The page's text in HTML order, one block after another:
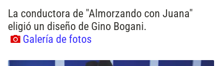
La conductora de "Almorzando con Juana"
eligió un diseño de Gino Bogani.
Galería de fotos